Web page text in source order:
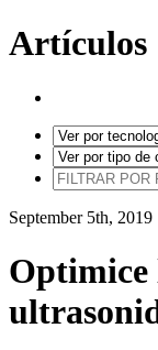
Artículos
September 5th, 2019
Optimice